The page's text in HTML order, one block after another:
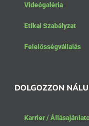
Videógaléria
Etikai Szabályzat
Felelősségvállalás
DOLGOZZON
Karrier /